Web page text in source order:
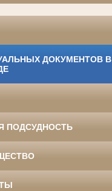
ДОКУМЕНТОВ В
ПОДСУДНОСТЬ